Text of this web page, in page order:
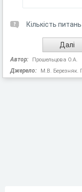
Кількість питань
Автор: Прошельцова О.А.
Джерело: М.В. Березняк.